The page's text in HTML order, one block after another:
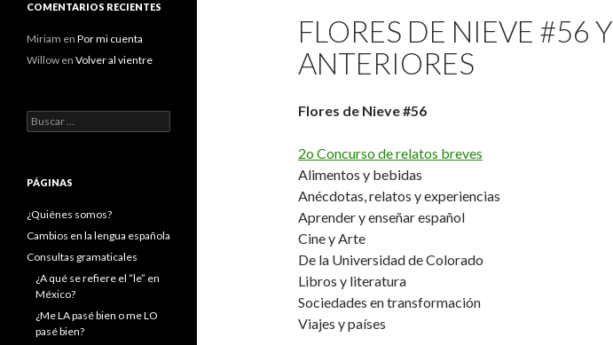
FLORES DE NIEVE #56 Y
ANTERIORES
Flores de Nieve #56
2o Concurso de relatos breves
Alimentos y bebidas
Anécdotas, relatos y experiencias
Aprender y enseñar español
Cine y Arte
De la Universidad de Colorado
Libros y literatura
Sociedades en transformación
Viajes y países
COMENTARIOS RECIENTES
Miriam en Por mi cuenta
Willow en Volver al vientre
Buscar:
PÁGINAS
¿Quiénes somos?
Cambios en la lengua española
Consultas gramaticales
¿A qué se refiere el “le” en
México?
¿Me LA pasé bien o me LO
pasé bien?